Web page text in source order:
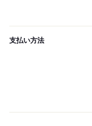
支払い方法